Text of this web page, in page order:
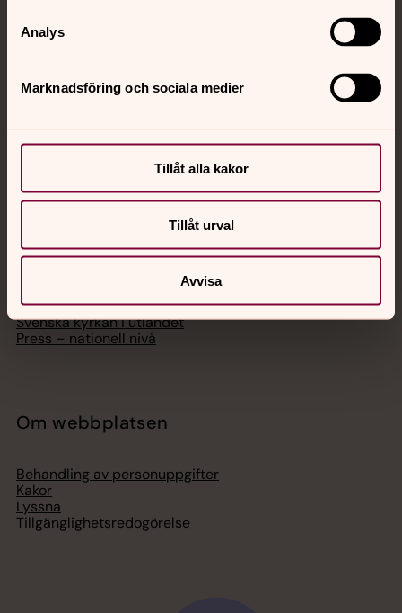
Analys
Marknadsföring och sociala medier
Tillåt alla kakor
Tillåt urval
Avvisa
Chatt
Telefon 112
Lediga jobb
Act Svenska kyrkan
Svenska kyrkan i utlandet
Press – nationell nivå
Om webbplatsen
Behandling av personuppgifter
Kakor
Lyssna
Tillgänglighetsredogörelse